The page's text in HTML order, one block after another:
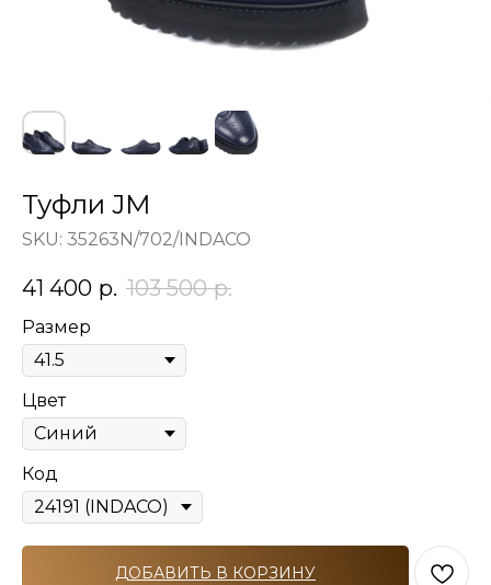
Туфли JM
SKU: 35263N/702/INDACO
41 400 р. 103 500 р.
Размер
Цвет
Код
ДОБАВИТЬ В КОРЗИНУ